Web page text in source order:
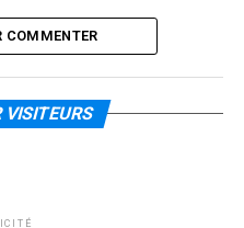
COMMENTER
VISITEURS